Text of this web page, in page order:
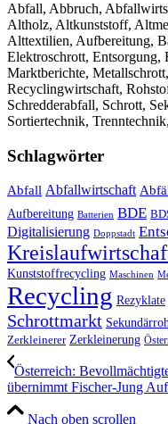
Abfall, Abbruch,
Altholz, Altkunststoff,
Alttextilien, Aufbereitung,
Elektroschrott, Entsorgung,
Marktberichte,
Recyclingwirtschaft,
Schredderabfall, Schrott,
Sortiertechnik,
Schlagwörter
Abfall Abfallwirtschaft
Aufbereitung Batterien BDE
Digitalisierung Doppstadt
Kunststoffrecycling Maschinen
Recycling Rezyklate
Schrottmarkt
Zerkleinerer Zerkleinerung
Österreich:
übernimmt Fischer-Jung
Nach oben scrollen